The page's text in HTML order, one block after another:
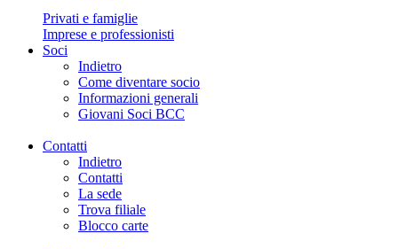
Privati e famiglie
Imprese e professionisti
Soci
Indietro
Come diventare socio
Informazioni generali
Giovani Soci BCC
Contatti
Indietro
Contatti
La sede
Trova filiale
Blocco carte